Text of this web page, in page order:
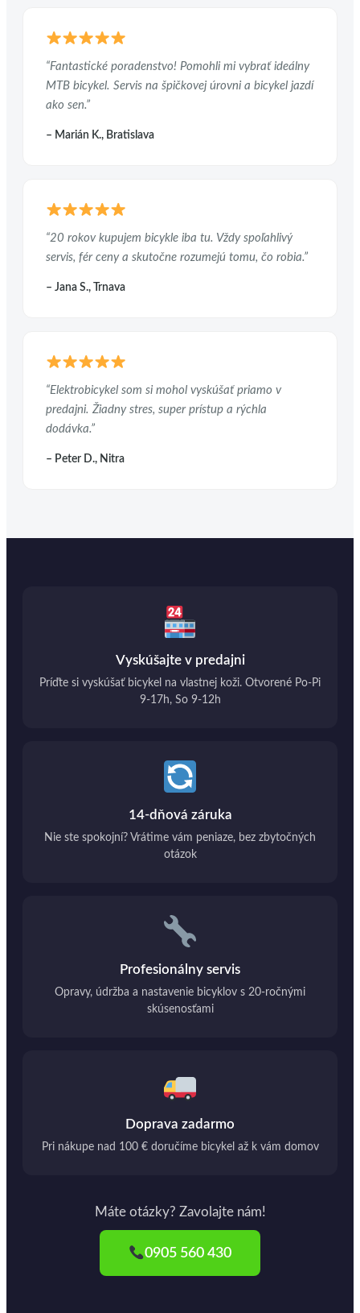
“Fantastické poradenstvo! Pomohli mi vybrať ideálny
MTB bicykel. Servis na špičkovej úrovni a bicykel jazdí
ako sen.”
– Marián K., Bratislava
“20 rokov kupujem bicykle iba tu. Vždy spoľahlivý
servis, fér ceny a skutočne rozumejú tomu, čo robia.”
– Jana S., Trnava
“Elektrobicykel som si mohol vyskúšať priamo v
predajni. Žiadny stres, super prístup a rýchla
dodávka.”
– Peter D., Nitra
Vyskúšajte v predajni
Príďte si vyskúšať bicykel na vlastnej koži. Otvorené Po-Pi
9-17h, So 9-12h
14-dňová záruka
Nie ste spokojní? Vrátime vám peniaze, bez zbytočných
otázok
Profesionálny servis
Opravy, údržba a nastavenie bicyklov s 20-ročnými
skúsenosťami
Doprava zadarmo
Pri nákupe nad 100 € doručíme bicykel až k vám domov
Máte otázky? Zavolajte nám!
0905 560 430